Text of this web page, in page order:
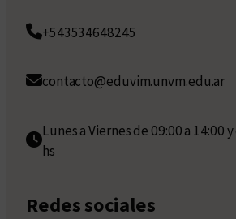
+543534648245
contacto@eduvim.unvm.edu.ar
Lunes a Viernes de 09:00 a 14:00
hs
Redes sociales